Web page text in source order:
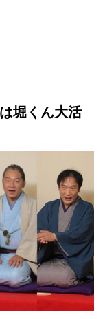
堀くん大活